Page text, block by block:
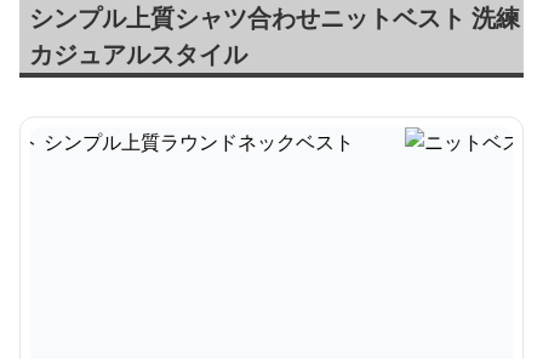
シンプル上質シャツ合わせニットベスト 洗練
カジュアルスタイル